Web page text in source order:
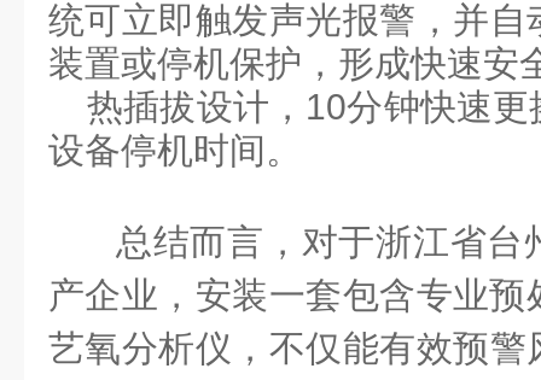
统可立即触发声光报警，并
装置或停机保护，形成快速安
热插拔设计， 10分钟快速更
设备停机时间。
总结而言，对于浙江省台
产企业， 安装一套包含专业预
艺氧分析仪，不仅能有效预